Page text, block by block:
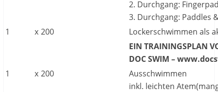
2. Durchgang:
3. Durchgang: Paddles
1
x 200
Lockerschwimmen als
EIN TRAININGSPLAN
DOC SWIM –
1
x 200
Ausschwimmen
inkl. leichten